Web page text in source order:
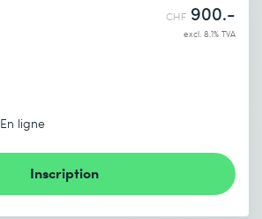
CHF 900.-
excl. 8.1% TVA
En ligne
Inscription